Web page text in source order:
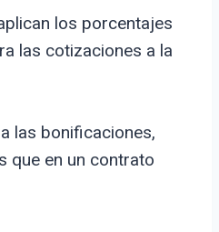
los porcentajes
las cotizaciones a la
las bonificaciones,
que en un contrato